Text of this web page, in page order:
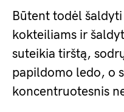
Būtent todėl
kokteiliams ir
suteikia tirštą,
papildomo ledo, o
koncentruotesnis